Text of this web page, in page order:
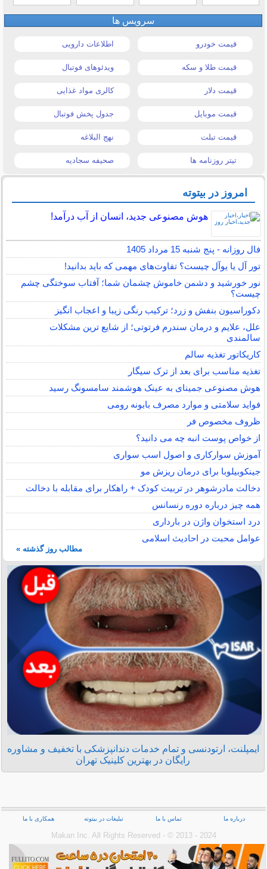
سرویس ها
قیمت خودرو اطلاعات دارویی
قیمت طلا و سکه ویدئوهای فوتبال
قیمت دلار کالری مواد غذایی
قیمت موبایل جدول پخش فوتبال
قیمت تبلت نهج البلاغه
تیتر روزنامه ها صحیفه سجادیه
امروز در بیتوته
هوش مصنوعی جدید، انسان از آب درآمد!
فال روزانه - پنج شنبه 15 مرداد 1405
تور آل یا یوآل چیست؟ تفاوت‌های مهمی که باید بدانید!
نور خورشید و دشمن خاموش چشمان شما؛ آفتاب سوختگی چشم
چیست؟
دکوراسیون بنفش و زرد؛ ترکیب رنگی زیبا و اعجاب انگیز
علل، علایم و درمان سندرم فرتوتی؛ از شایع ترین مشکلات
سالمندی
کاریکاتور تغذیه سالم
تغذیه مناسب برای بعد از ترک سیگار
هوش مصنوعی جمینای به عینک هوشمند سامسونگ رسید
فواید سلامتی و موارد مصرف بابونه رومی
ظروف مخصوص فر
از خواص پوست انبه چه می دانید؟
آموزش سوارکاری و اصول اسب سواری
جینکوبیلوبا برای درمان ریزش مو
دخالت مادرشوهر در تربیت کودک + راهکار برای مقابله با دخالت
همه چیز درباره دوره رنسانس
درد استخوان واژن در بارداری
عوامل محبت در احادیث اسلامى
مطالب روز گذشته »
ایمپلنت، ارتودنسی و تمام خدمات دندانپزشکی با تخفیف و مشاوره
رایگان در بهترین کلینیک تهران
درباره ما تماس با ما تبلیغات در بیتوته همکاری با ما
Makan Inc.‎ All Rights Reserved - © 2013 - 2024